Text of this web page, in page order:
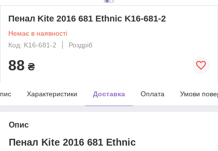
Пенал Kite 2016 681 Ethnic K16-681-2
Немає в наявності
Код: K16-681-2
Роздріб
88 ₴
Характеристики Доставка Оплата Умови
Опис
Пенал Kite 2016 681 Ethnic